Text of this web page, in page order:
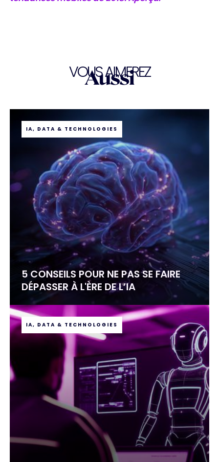
VOUS AIMEREZ
Aussi
IA, DATA & TECHNOLOGIES
5 CONSEILS POUR NE PAS SE FAIRE
DÉPASSER À L'ÈRE DE L’IA
IA, DATA & TECHNOLOGIES